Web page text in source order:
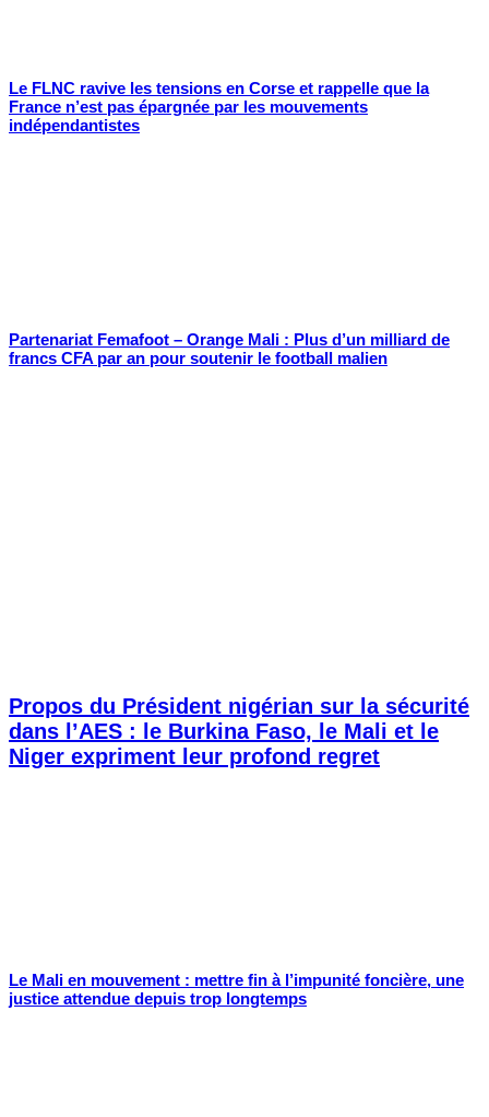
Le FLNC ravive les tensions en Corse et rappelle que la
France n’est pas épargnée par les mouvements
indépendantistes
Partenariat Femafoot – Orange Mali : Plus d’un milliard de
francs CFA par an pour soutenir le football malien
Propos du Président nigérian sur la sécurité
dans l’AES : le Burkina Faso, le Mali et le
Niger expriment leur profond regret
Le Mali en mouvement : mettre fin à l’impunité foncière, une
justice attendue depuis trop longtemps